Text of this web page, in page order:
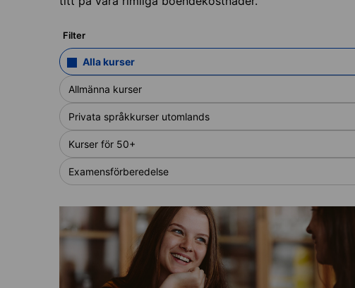
Filter
Alla kurser
Allmänna kurser
Privata språkkurser utomlands
Kurser för 50+
Examensförberedelse